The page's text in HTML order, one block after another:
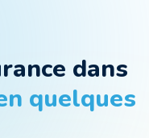
dans
quelques